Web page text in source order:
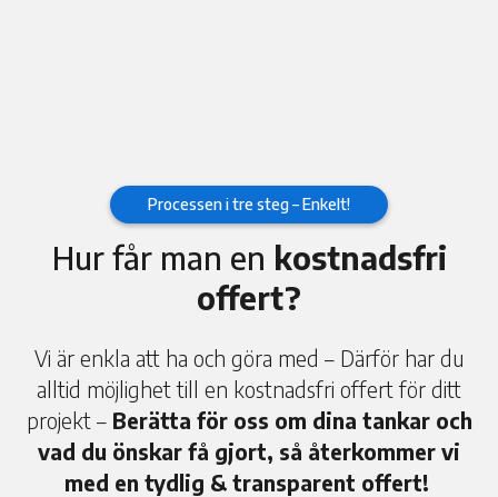
Processen i tre steg – Enkelt!
Hur får man en kostnadsfri
offert?
Vi är enkla att ha och göra med – Därför har du
alltid möjlighet till en kostnadsfri offert för ditt
projekt – Berätta för oss om dina tankar och
vad du önskar få gjort, så återkommer vi
med en tydlig & transparent offert!